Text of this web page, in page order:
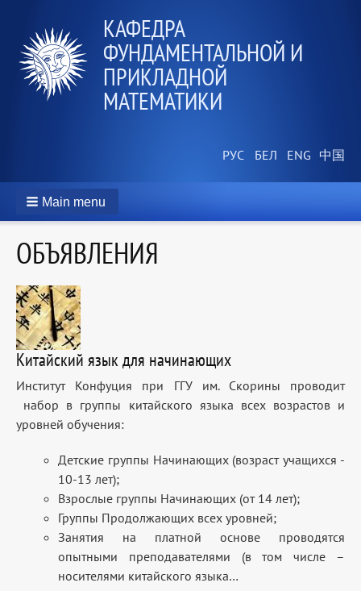
КАФЕДРА
ФУНДАМЕНТАЛЬНОЙ И
ПРИКЛАДНОЙ
МАТЕМАТИКИ
Main menu
ОБЪЯВЛЕНИЯ
Китайский язык для начинающих
Институт Конфуция при ГГУ им. Скорины проводит
набор в группы китайского языка всех возрастов и
уровней обучения:
Детские группы Начинающих (возраст учащихся -
10-13 лет);
Взрослые группы Начинающих (от 14 лет);
Группы Продолжающих всех уровней;
Занятия на платной основе проводятся
опытными преподавателями (в том числе –
носителями китайского языка…